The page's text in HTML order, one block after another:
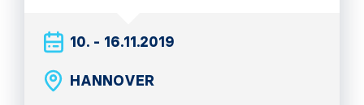
10. - 16.11.2019
HANNOVER